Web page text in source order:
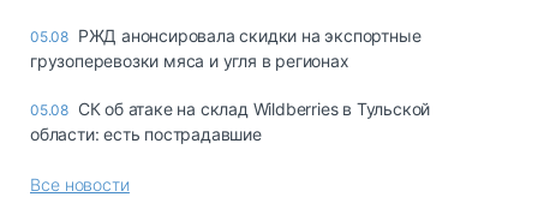
05.08 РЖД анонсировала скидки на экспортные
грузоперевозки мяса и угля в регионах
05.08 СК об атаке на склад Wildberries в Тульской
области: есть пострадавшие
Все новости